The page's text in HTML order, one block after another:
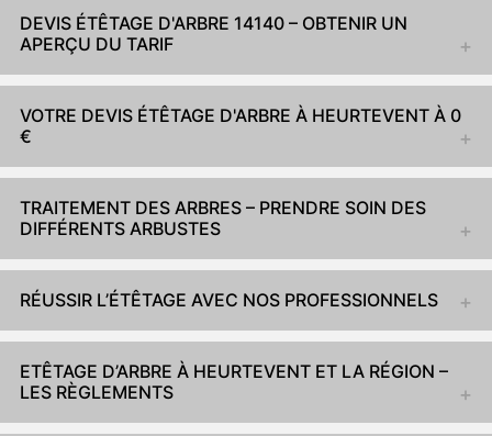
DEVIS ÉTÊTAGE D'ARBRE 14140 – OBTENIR UN
APERÇU DU TARIF
VOTRE DEVIS ÉTÊTAGE D'ARBRE À HEURTEVENT À 0
€
TRAITEMENT DES ARBRES – PRENDRE SOIN DES
DIFFÉRENTS ARBUSTES
RÉUSSIR L’ÉTÊTAGE AVEC NOS PROFESSIONNELS
ETÊTAGE D’ARBRE À HEURTEVENT ET LA RÉGION –
LES RÈGLEMENTS